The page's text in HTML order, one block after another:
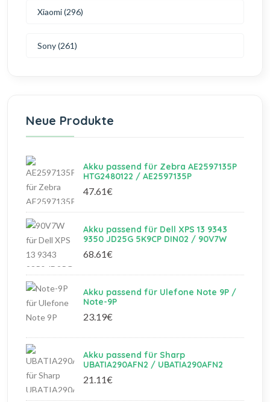
Xiaomi (296)
Sony (261)
Neue Produkte
Akku passend für Zebra AE2597135P
HTG2480122 / AE2597135P
47.61€
Akku passend für Dell XPS 13 9343
9350 JD25G 5K9CP DIN02 / 90V7W
68.61€
Akku passend für Ulefone Note 9P /
Note-9P
23.19€
Akku passend für Sharp
UBATIA290AFN2 / UBATIA290AFN2
21.11€